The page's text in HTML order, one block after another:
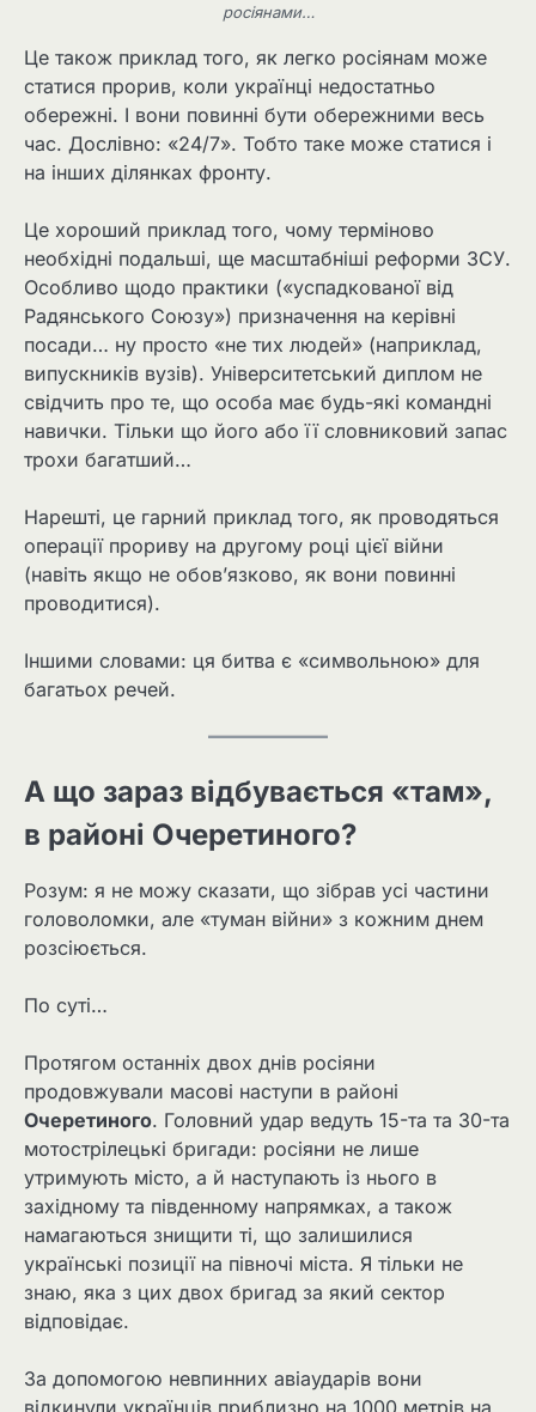
росіянами…
Це також приклад того, як легко росіянам може
статися прорив, коли українці недостатньо
обережні. І вони повинні бути обережними весь
час. Дослівно: «24/7». Тобто таке може статися і
на інших ділянках фронту.
Це хороший приклад того, чому терміново
необхідні подальші, ще масштабніші реформи ЗСУ.
Особливо щодо практики («успадкованої від
Радянського Союзу») призначення на керівні
посади… ну просто «не тих людей» (наприклад,
випускників вузів). Університетський диплом не
свідчить про те, що особа має будь-які командні
навички. Тільки що його або її словниковий запас
трохи багатший…
Нарешті, це гарний приклад того, як проводяться
операції прориву на другому році цієї війни
(навіть якщо не обов’язково, як вони повинні
проводитися).
Іншими словами: ця битва є «символьною» для
багатьох речей.
А що зараз відбувається «там»,
в районі Очеретиного?
Розум: я не можу сказати, що зібрав усі частини
головоломки, але «туман війни» з кожним днем
розсіюється.
По суті…
Протягом останніх двох днів росіяни
продовжували масові наступи в районі
Очеретиного. Головний удар ведуть 15-та та 30-та
мотострілецькі бригади: росіяни не лише
утримують місто, а й наступають із нього в
західному та південному напрямках, а також
намагаються знищити ті, що залишилися
українські позиції на півночі міста. Я тільки не
знаю, яка з цих двох бригад за який сектор
відповідає.
За допомогою невпинних авіаударів вони